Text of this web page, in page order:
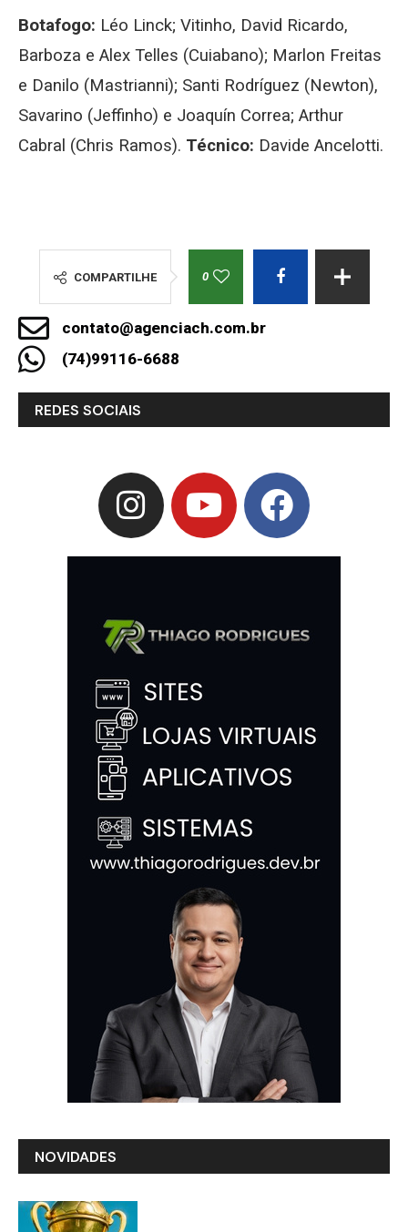
Botafogo: Léo Linck; Vitinho, David Ricardo,
Barboza e Alex Telles (Cuiabano); Marlon Freitas
e Danilo (Mastrianni); Santi Rodríguez (Newton),
Savarino (Jeffinho) e Joaquín Correa; Arthur
Cabral (Chris Ramos). Técnico: Davide Ancelotti.
COMPARTILHE 0
contato@agenciach.com.br
(74)99116-6688
REDES SOCIAIS
NOVIDADES